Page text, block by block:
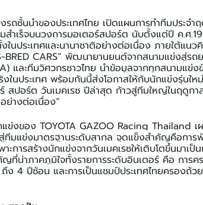
ถชั้นนำของประเทศไทย เปิดแผนการทำทีมประจำ
ำเร็จบนวงการมอเตอร์สปอร์ต นับตั้งแต่ปี ค.ศ
นประเทศและนานาชาติอย่างต่อเนื่อง ภายใต้แน
BRED CARS” พัฒนายานยนต์จากสนามแข่งสู่ร
และทีมวิศวกรชาวไทย นำข้อมูลจากทุกสนามแข่
ในประเทศ พร้อมกันนี้ส่งโอกาสให้กับนักแข่งรุ่นให
สปอร์ต วันเมคเรซ ปีล่าสุด ก้าวสู่ทีมใหญ่ในฤดูก
ย่างต่อเนื่อง”
งของ TOYOTA GAZOO Racing Thailand เ
สู่ทีมแข่งมาตรฐานระดับสากล จุดแข็งสำคัญคือกา
ะการสร้างนักแข่งจากวันเมคเรซให้เติบโตขึ้นมาเ
ที่น่าภาคภูมิใจทั้งรายการระดับอินเตอร์ คือ การ
ง 4 ปีซ้อน และการเป็นแชมป์ประเทศไทยครองถ้ว